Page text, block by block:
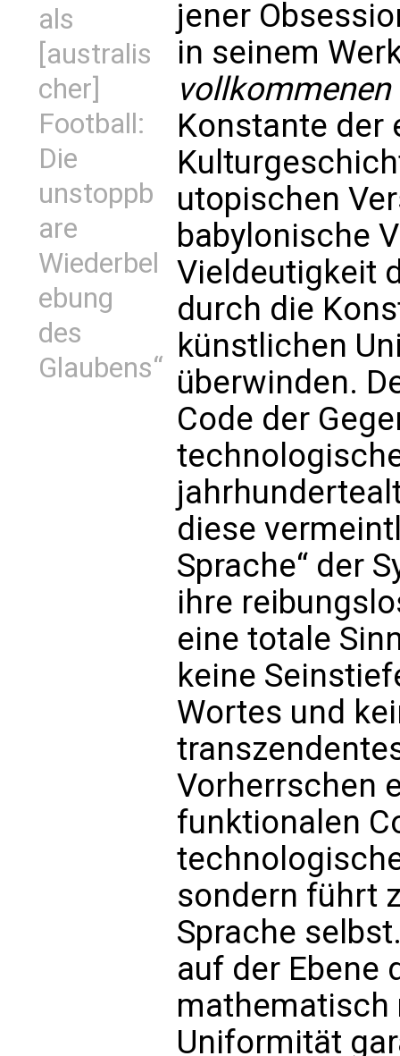
als
[australis
cher]
Football:
Die
unstoppb
are
Wiederbel
ebung
des
Glaubens“
jener
in seinem
vollkommenen
Konstante der
utopischen
babylonische
Vieldeutigkeit
durch die
künstlichen
überwinden.
Code der
diese
Sprache“ der
ihre
eine totale
keine
Wortes und
Vorherrschen
funktionalen
sondern führt
Sprache
auf der Ebene
Uniformität